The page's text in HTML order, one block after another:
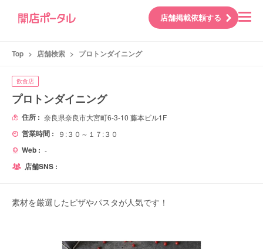
店舗掲載依頼する
Top > 店舗検索 > プロトンダイニング
飲食店
プロトンダイニング
住所 : 奈良県奈良市大宮町6-3-10 藤本ビル1F
営業時間 : ９:３０～１７:３０
Web : -
店舗SNS :
素材を厳選したピザやパスタが人気です！